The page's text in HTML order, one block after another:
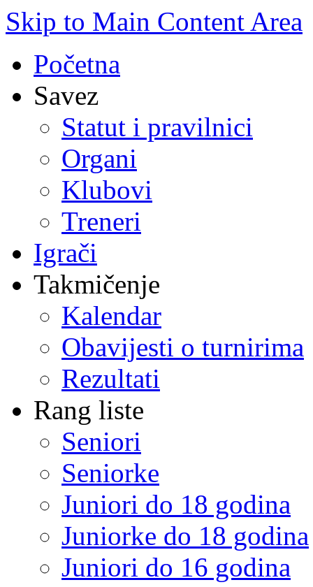
Skip to Main Content Area
Početna
Savez
Statut i pravilnici
Organi
Klubovi
Treneri
Igrači
Takmičenje
Kalendar
Obavijesti o turnirima
Rezultati
Rang liste
Seniori
Seniorke
Juniori do 18 godina
Juniorke do 18 godina
Juniori do 16 godina